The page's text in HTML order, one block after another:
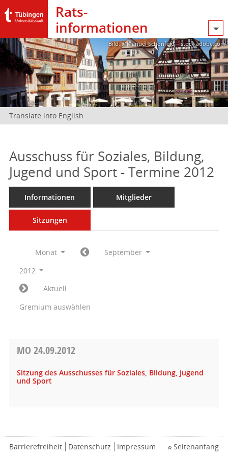
Rats­
informationen
Bild: @Manuel Schönfeld – stock.adobe.com
Translate into English
Ausschuss für Soziales, Bildung,
Jugend und Sport - Termine 2012
Informationen Mitglieder
Sitzungen
Monat
September
2012
Aktuell
Gremium auswählen
MO 24.09.2012
Sitzung des Ausschusses für Soziales, Bildung, Jugend
und Sport
Barrierefreiheit Datenschutz Impressum Seitenanfang